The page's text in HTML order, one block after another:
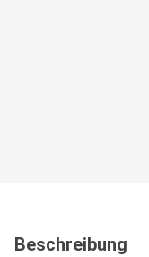
Beschreibung